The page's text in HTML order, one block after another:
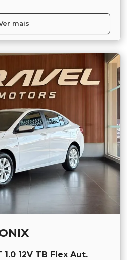
mais
1.0 12V TB Flex Aut.